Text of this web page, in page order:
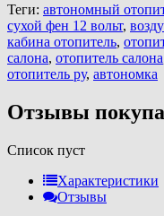
Теги: автономный
сухой фен 12 вольт,
кабина отопитель,
салона, отопитель салона
отопитель ру, автономка
Отзывы
Список пуст
Характеристики
Отзывы